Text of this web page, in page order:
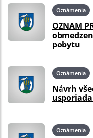
Oznámenia
OZNAM
pobytu
Oznámenia
Návrh
Oznámenia